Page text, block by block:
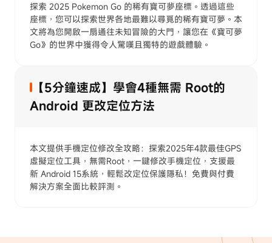
探索 2025 Pokemon Go 的稀有寶可夢座標。透過這些
座標，您可以探索世界各地最難以尋覓的稀有寶可夢。本
文將為您開啟一扇通往未知冒險的大門，讓您在《寶可夢
Go》的世界中獲得令人驚嘆且獨特的遊戲體驗。
【5分鐘速成】學會4種無需 Root的
Android 更改定位方法
本文提供手機定位修改全攻略：探索2025年4款最佳GPS
虛擬定位工具，無需Root，一鍵修改手機定位，支援最
新 Android 15系統，輕鬆改定位保護隱私！免費與付費
解決方案全面比較評測。